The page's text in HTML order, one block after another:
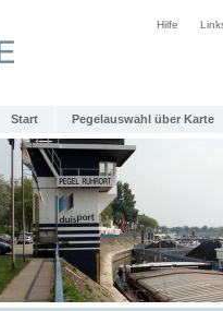
Hilfe
Start Pegelauswahl über Karte